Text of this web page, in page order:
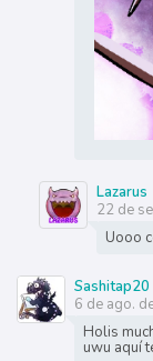
Lazarus
22 de
Uooo
Sashitap20
6 de ago.
Holis
uwu aquí